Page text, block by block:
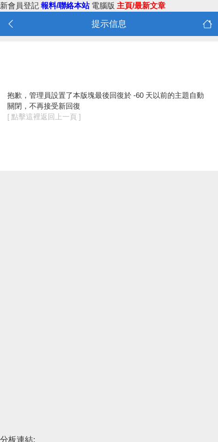
新會員登記 報料/聯絡本站 電腦版 主頁/最新文章
提示信息
抱歉，管理員設置了本版塊最後回復於 -60 天以前的主題自動
關閉，不再接受新回復
[ 點擊這裡返回上一頁 ]
分板連結: